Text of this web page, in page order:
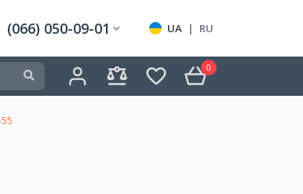
(066) 050-09-01 UA | RU
0